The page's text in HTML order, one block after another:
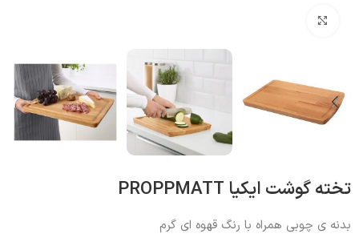
تخته گوشت ایکیا PROPPMATT
بدنه ی چوبی همراه با رنگ قهوه ای گرم